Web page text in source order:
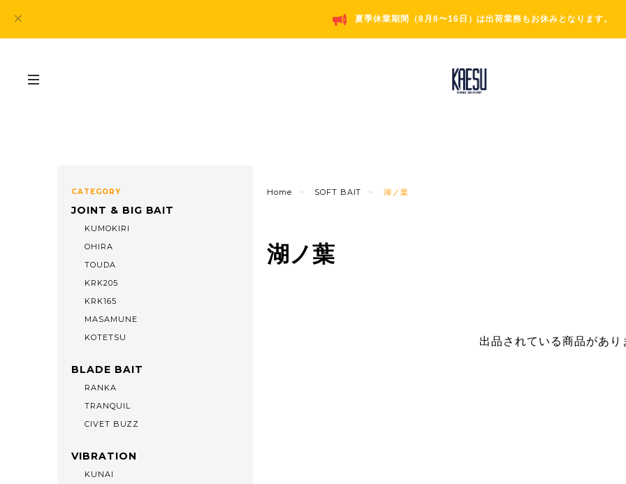
夏季休業期間（8月8〜16日）は出荷業務もお休みとなります。
Home SOFT BAIT 湖ノ葉
湖ノ葉
出品されている商品があり
CATEGORY
JOINT & BIG BAIT
KUMOKIRI
OHIRA
TOUDA
KRK205
KRK165
MASAMUNE
KOTETSU
BLADE BAIT
RANKA
TRANQUIL
CIVET BUZZ
VIBRATION
KUNAI